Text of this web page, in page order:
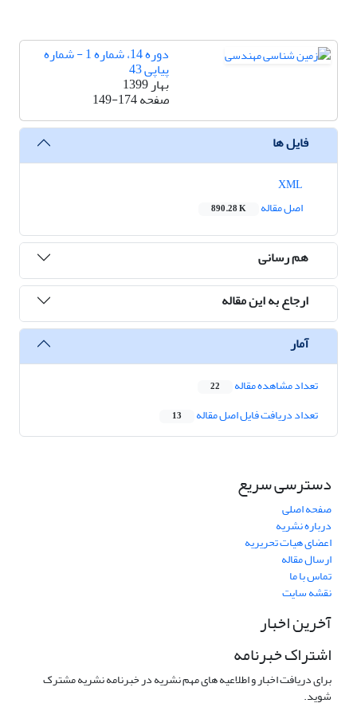
دوره 14، شماره 1 - شماره
پیاپی 43
بهار 1399
صفحه149-174
فایل ها
اصل مقاله
890.28 K
هم رسانی
ارجاع به این مقاله
آمار
تعداد مشاهده مقاله 22
تعداد دریافت فایل اصل مقاله 13
دسترسی سریع
صفحه اصلی
درباره نشریه
اعضای هیات تحریریه
ارسال مقاله
تماس با ما
نقشه سایت
آخرین اخبار
اشتراک خبرنامه
برای دریافت اخبار و اطلاعیه های مهم نشریه در خبرنامه نشریه مشترک
شوید.